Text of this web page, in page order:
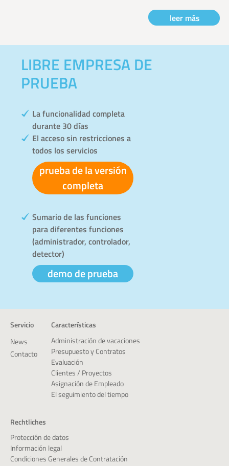
leer más
LIBRE EMPRESA DE
PRUEBA
La funcionalidad completa
durante 30 días
El acceso sin restricciones a
todos los servicios
prueba de la versión
completa
Sumario de las funciones
para diferentes funciones
(administrador, controlador,
detector)
demo de prueba
Servicio
News
Contacto
Características
Administración de vacaciones
Presupuesto y Contratos
Evaluación
Clientes / Proyectos
Asignación de Empleado
El seguimiento del tiempo
Rechtliches
Protección de datos
Información legal
Condiciones Generales de Contratación